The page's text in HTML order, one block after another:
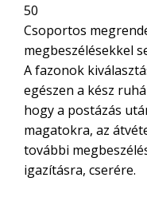
50
Csoportos
megbeszélésekkel
A fazonok
egészen a kész
hogy a postázás
magatokra, az
további
igazításra, cserére.